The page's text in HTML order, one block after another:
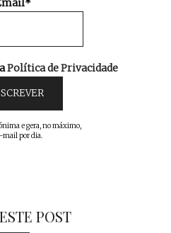
Política de Privacidade
e gera, no máximo,
mail por dia.
POST